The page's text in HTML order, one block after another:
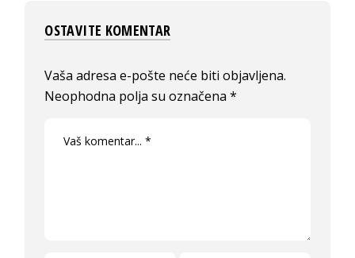
OSTAVITE KOMENTAR
Vaša adresa e-pošte neće biti objavljena.
Neophodna polja su označena*